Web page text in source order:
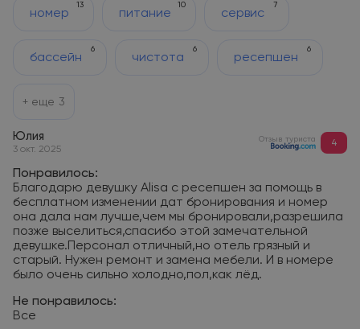
номер
13
питание
10
сервис
7
бассейн
6
чистота
6
ресепшен
6
+ еще 3
Юлия
3 окт. 2025
Отзыв туриста 4
Понравилось:
Благодарю девушку Alisa с ресепшен за помощь в
бесплатном изменении дат бронирования и номер
она дала нам лучше,чем мы бронировали,разрешила
позже выселиться,спасибо этой замечательной
девушке.Персонал отличный,но отель грязный и
старый. Нужен ремонт и замена мебели. И в номере
было очень сильно холодно,пол,как лёд.
Не понравилось:
Все